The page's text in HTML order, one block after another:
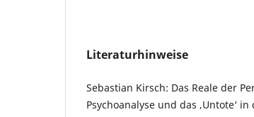
Literaturhinweise
Sebastian Kirsch: Das Reale der
Psychoanalyse und das ‚Untote‘